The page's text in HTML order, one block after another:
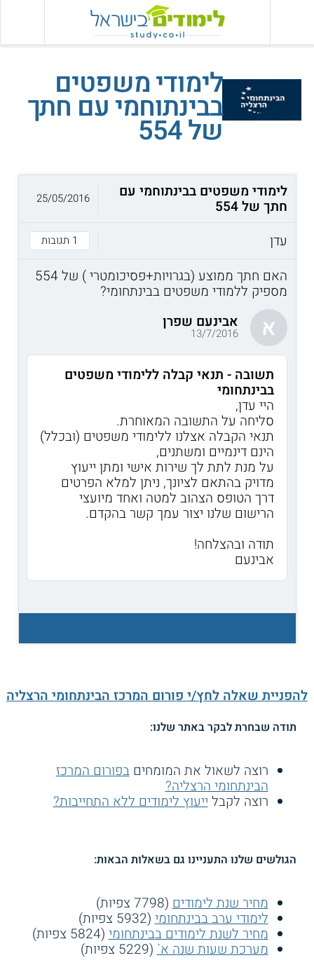
לימודי משפטים
בבינתוחמי עם חתך
של 554
לימודי משפטים בבינתוחמי עם
חתך של 554
עדן
1 תגובות
25/05/2016
האם חתך ממוצע (בגרויות+פסיכומטרי ) של 554
מספיק ללמודי משפטים בבינתחומי?
א אבינעם שפרן
13/7/2016
תשובה - תנאי קבלה ללימודי משפטים
בבינתחומי
היי עדן,
סליחה על התשובה המאוחרת.
תנאי הקבלה אצלנו ללימודי משפטים (ובכלל)
הינם דינמיים ומשתנים,
על מנת לתת לך שירות אישי ומתן ייעוץ
מדויק בהתאם לציונך, ניתן למלא הפרטים
דרך הטופס הצהוב למטה ואחד מיועצי
הרישום שלנו יצור עמך קשר בהקדם.
תודה ובהצלחה!
אבינעם
להפניית שאלה לחץ/י פורום המרכז הבינתחומי הרצליה
תודה שבחרת לבקר באתר שלנו:
רוצה לשאול את המומחיםבפורום המרכז
הבינתחומי הרצליה?
רוצה לקבלייעוץ לימודים ללא התחייבות?
הגולשים שלנו התעניינו גם בשאלות הבאות:
מחיר שנת לימודים(7798 צפיות)
לימודי ערב בבינתחומי(5932 צפיות)
מחיר לשנת לימודים בבינתחומי(5824 צפיות)
מערכת שעות שנה א`(5229 צפיות)